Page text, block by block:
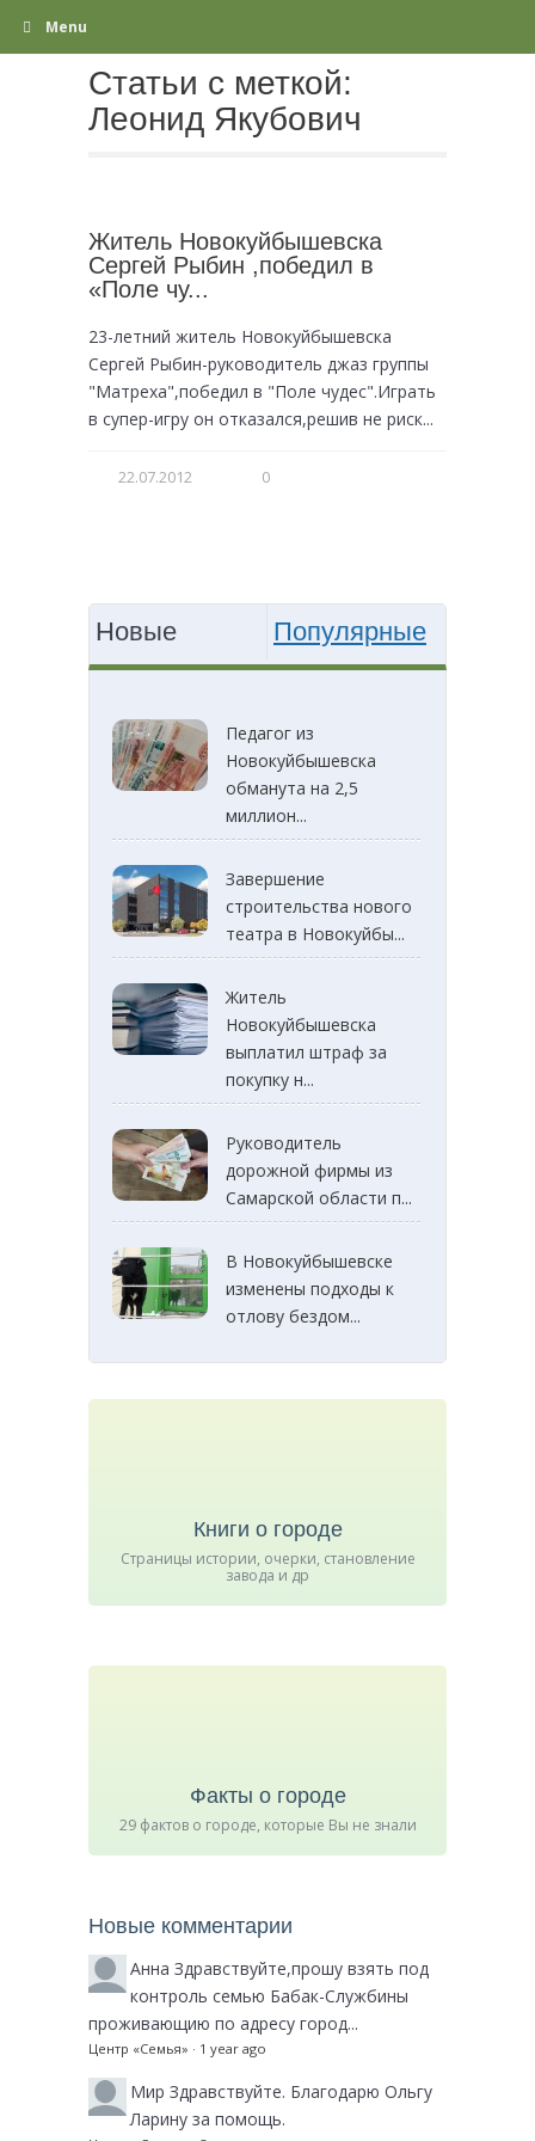
Menu
Статьи с меткой:
Леонид Якубович
Житель Новокуйбышевска
Сергей Рыбин ,победил в
«Поле чу...
23-летний житель Новокуйбышевска
Сергей Рыбин-руководитель джаз группы
"Матреха",победил в "Поле чудес".Играть
в супер-игру он отказался,решив не риск...
22.07.2012 0
Новые Популярные
Педагог из
Новокуйбышевска
обманута на 2,5
миллион...
Завершение
строительства нового
театра в Новокуйбы...
Житель
Новокуйбышевска
выплатил штраф за
покупку н...
Руководитель
дорожной фирмы из
Самарской области п...
В Новокуйбышевске
изменены подходы к
отлову бездом...
Книги о городе
Страницы истории, очерки, становление
завода и др
Факты о городе
29 фактов о городе, которые Вы не знали
Новые комментарии
Анна Здравствуйте,прошу взять под
контроль семью Бабак-Службины
проживающию по адресу город...
Центр «Семья» · 1 year ago
Мир Здравствуйте. Благодарю Ольгу
Ларину за помощь.